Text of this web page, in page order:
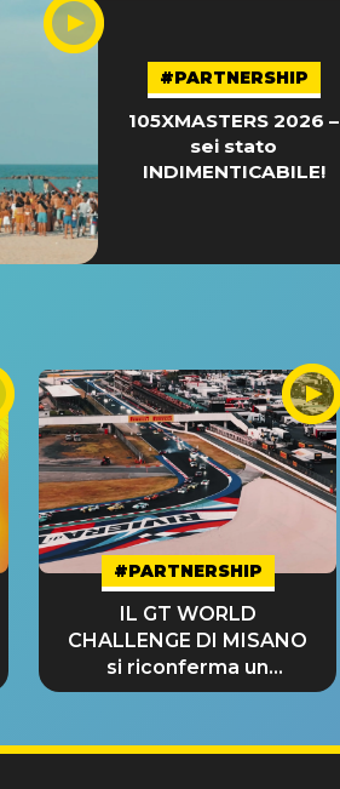
#PARTNERSHIP
105XMASTERS 2026 –
sei stato
INDIMENTICABILE!
#PARTNERSHIP
IL GT WORLD
CHALLENGE DI MISANO
si riconferma un
GRANDE SUCCESSO!